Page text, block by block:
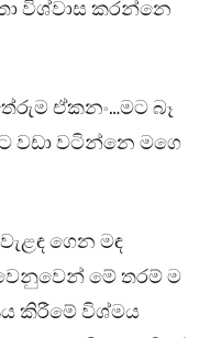
විශ්වාස කරන්නෙ
ඒකනං…මට බෑ
වඩා වටින්නෙ මගෙ
ගෙන මඳ
මේ තරම් ම
කිරීමේ විශ්මය